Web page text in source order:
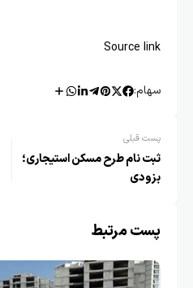
Source link
سهام:
پست قبلی
ثبت نام طرح مسکن استیجاری؛
بزودی
پست مرتبط